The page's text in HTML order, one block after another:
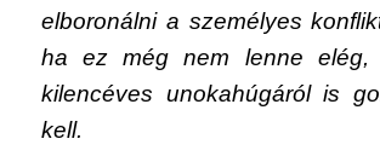
elboronálni a személyes
ha ez még nem lenne elég,
kilencéves unokahúgáról is
kell.